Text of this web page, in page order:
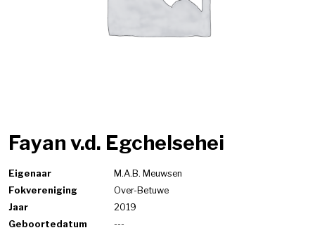
Fayan v.d. Egchelsehei
Eigenaar
M.A.B. Meuwsen
Fokvereniging
Over-Betuwe
Jaar
2019
Geboortedatum
---